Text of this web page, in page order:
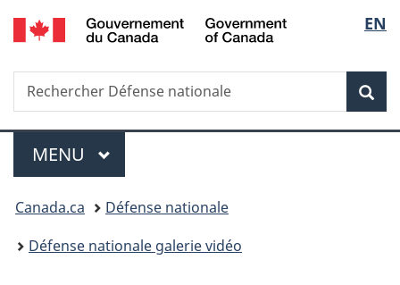
Passer
au
principal
Passer
à
Au
du
Passer
à
version
simplifiée
de
la
EN
Recherche
Rechercher
Défense
Menu
MENU PRINCIPAL
Vous
êtes
Canada.ca
Défense nationale
Défense nationale galerie vidéo